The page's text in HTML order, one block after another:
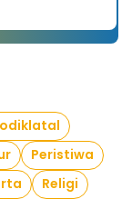
Peristiwa
Religi